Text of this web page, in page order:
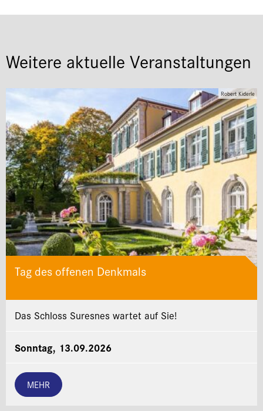
Weitere aktuelle Veranstaltungen
Robert Kiderle
Tag des offenen Denkmals
Das Schloss Suresnes wartet auf Sie!
Sonntag, 13.09.2026
MEHR